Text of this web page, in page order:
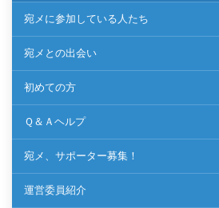
宛メに参加している人たち
宛メとの出会い
初めての方
Ｑ＆Ａヘルプ
宛メ、サポーター募集！
運営委員紹介